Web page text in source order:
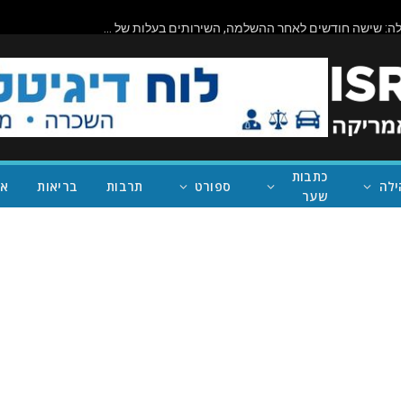
ביורוקרטיה בפעולה: שישה חודשים לאחר ההשלמה, השירותים בעלות של מיליון דולר בראניון קניון – במחוז של נית'יה ראמן – עדיין סגורים
כתבות
שער
ספורט תרבות בריאות